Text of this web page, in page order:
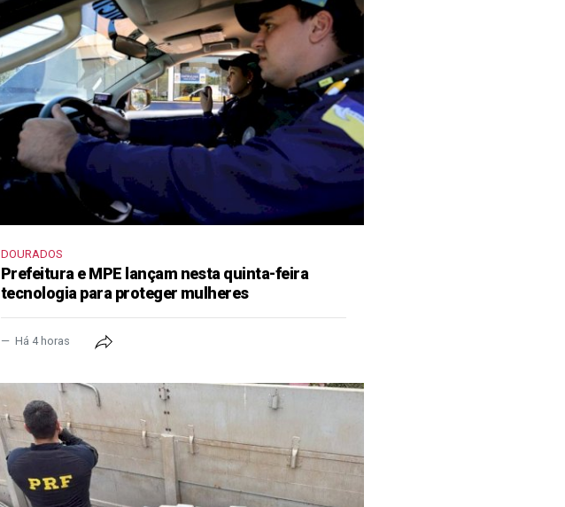
DOURADOS
Prefeitura e MPE lançam nesta quinta-feira
tecnologia para proteger mulheres
Há 4 horas